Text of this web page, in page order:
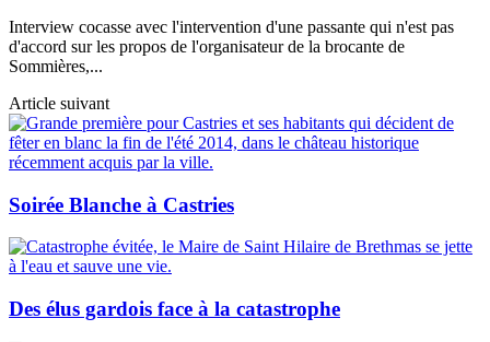
Interview cocasse avec l'intervention d'une passante qui n'est pas
d'accord sur les propos de l'organisateur de la brocante de
Sommières,...
Article suivant
Soirée Blanche à Castries
Des élus gardois face à la catastrophe